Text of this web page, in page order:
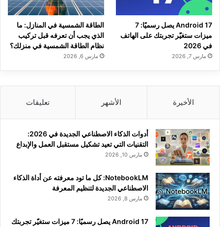
Android 17 يصل رسميًا: 7
ميزات ستغيّر تجربتك على الهاتف
في 2026
مارس 7, 2026
الطاقة الشمسية في المنازل: ما
الذي يجب أن تعرفه قبل تركيب
نظام الطاقة الشمسية في منزلك؟
مارس 6, 2026
الأخيرة الأشهر تعليقات
أدوات الذكاء الاصطناعي الجديدة في 2026:
التقنيات التي تعيد تشكيل مستقبل العمل والإبداع
مارس 10, 2026
NotebookLM: كل ما تود معرفته عن أداة الذكاء
الاصطناعي الجديدة لتنظيم المعرفة
مارس 8, 2026
Android 17 يصل رسميًا: 7 ميزات ستغيّر تجربتك